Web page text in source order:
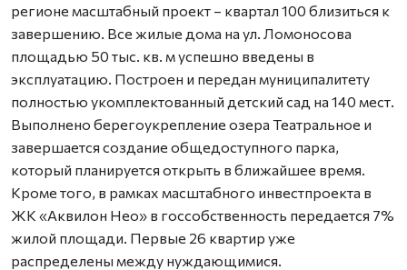
регионе масштабный проект – квартал 100 близиться к
завершению. Все жилые дома на ул. Ломоносова
площадью 50 тыс. кв. м успешно введены в
эксплуатацию. Построен и передан муниципалитету
полностью укомплектованный детский сад на 140 мест.
Выполнено берегоукрепление озера Театральное и
завершается создание общедоступного парка,
который планируется открыть в ближайшее время.
Кроме того, в рамках масштабного инвестпроекта в
ЖК «Аквилон Нео» в госсобственность передается 7%
жилой площади. Первые 26 квартир уже
распределены между нуждающимися.